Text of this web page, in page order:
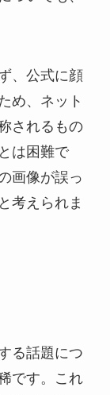
、公式に顔
め、ネット
されるもの
は困難で
画像が誤っ
考えられま
る話題につ
です。これ